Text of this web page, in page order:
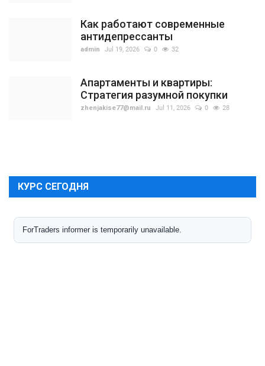
Как работают современные
антидепрессанты
admin Jul 19, 2026 0 32
Апартаменты и квартиры:
Стратегия разумной покупки
zhenjakise77@mail.ru Jul 11, 2026 0 28
КУРС СЕГОДНЯ